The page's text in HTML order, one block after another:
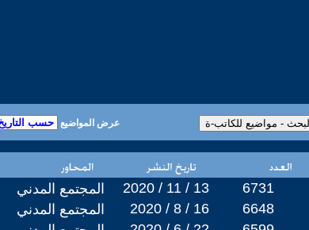
عرض المواضيع
المجتمع المدني 2020 / 11 / 13 6731
المجتمع المدني
2020 / 8 / 16 6648